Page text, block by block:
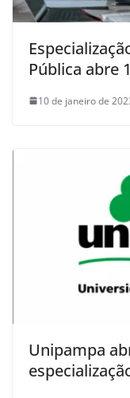
Pública abre
10 de janeiro de
Unipampa